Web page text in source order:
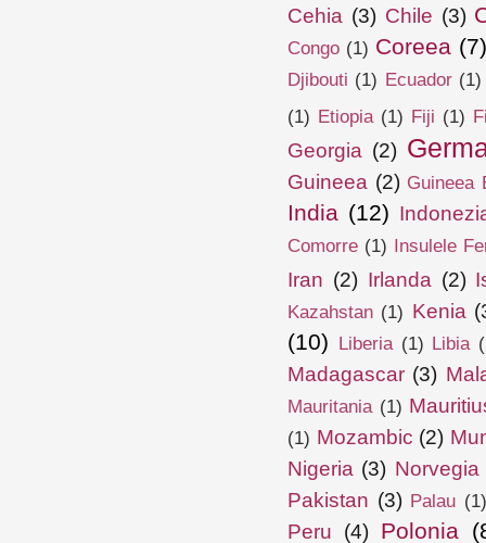
Cehia (3) Chile (3)
Congo (1) Coreea
Djibouti (1) Ecuador (1)
(1) Etiopia (1) Fiji (1)
Georgia (2)
Guineea (2) Guineea
India (12)
Comorre (1) Insulele
Iran (2) Irlanda (2)
Kazahstan (1) Kenia
(10) Liberia (1) Libia
Madagascar (3)
Mauritania (1)
(1) Mozambic (2)
Nigeria (3) Norvegia
Pakistan (3) Palau (1)
Peru (4) Polonia